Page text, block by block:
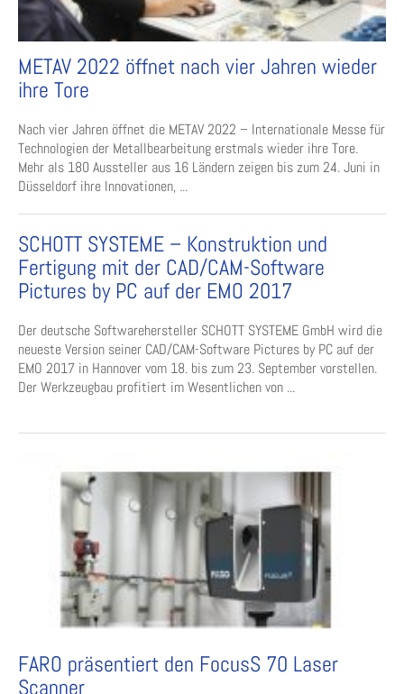
METAV 2022 öffnet nach vier Jahren wieder
ihre Tore
Nach vier Jahren öffnet die METAV 2022 – Internationale Messe für
Technologien der Metallbearbeitung erstmals wieder ihre Tore.
Mehr als 180 Aussteller aus 16 Ländern zeigen bis zum 24. Juni in
Düsseldorf ihre Innovationen, ...
SCHOTT SYSTEME – Konstruktion und
Fertigung mit der CAD/CAM-Software
Pictures by PC auf der EMO 2017
Der deutsche Softwarehersteller SCHOTT SYSTEME GmbH wird die
neueste Version seiner CAD/CAM-Software Pictures by PC auf der
EMO 2017 in Hannover vom 18. bis zum 23. September vorstellen.
Der Werkzeugbau profitiert im Wesentlichen von ...
FARO präsentiert den FocusS 70 Laser
Scanner